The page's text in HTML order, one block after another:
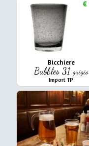
Bicchiere
Bubbles 31 grigio
Import TP
€